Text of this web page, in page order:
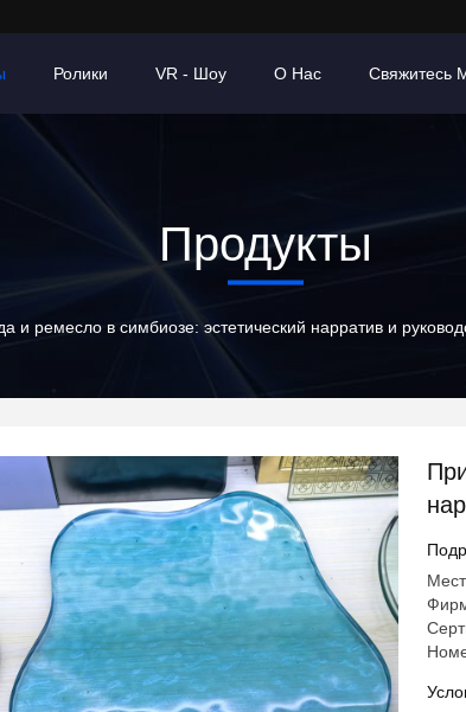
Ролики VR - Шоу О Нас Свяжитесь
Продукты
и ремесло в симбиозе: эстетический нарратив и